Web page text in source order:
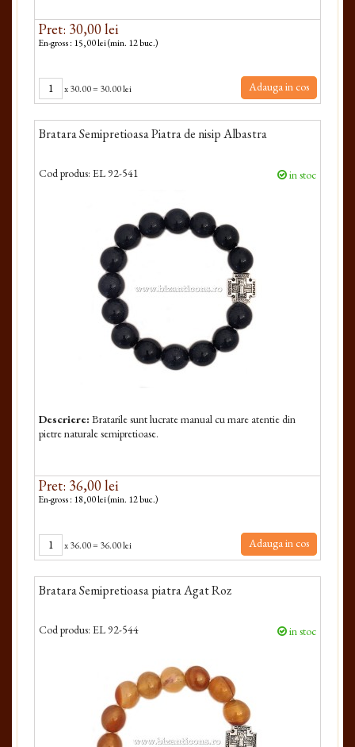
Pret: 30,00 lei
En-gross : 15,00 lei (min. 12 buc.)
x30.00= 30.00 lei Adauga in cos
Bratara Semipretioasa Piatra de nisip Albastra
Cod produs: EL 92-541 in stoc
Descriere: Bratarile sunt lucrate manual cu mare atentie din
pietre naturale semipretioase.
Pret: 36,00 lei
En-gross : 18,00 lei (min. 12 buc.)
x36.00= 36.00 lei Adauga in cos
Bratara Semipretioasa piatra Agat Roz
Cod produs: EL 92-544 in stoc